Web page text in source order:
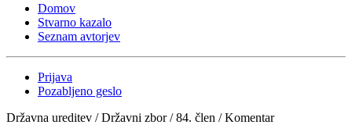
Domov
Stvarno kazalo
Seznam avtorjev
Prijava
Pozabljeno geslo
Državna ureditev / Državni zbor / 84. člen / Komentar